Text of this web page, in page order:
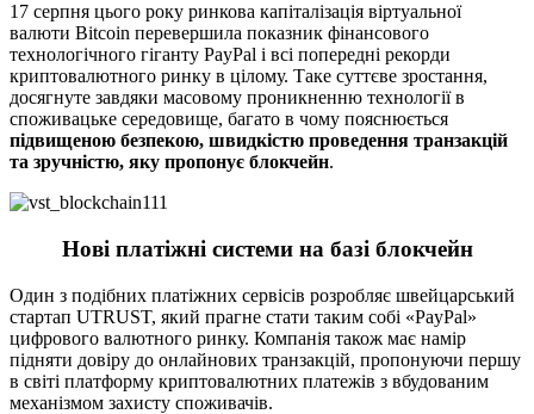
17 серпня цього року ринкова капіталізація віртуальної
валюти Bitcoin перевершила показник фінансового
технологічного гіганту PayPal і всі попередні рекорди
криптовалютного ринку в цілому. Таке суттєве зростання,
досягнуте завдяки масовому проникненню технології в
споживацьке середовище, багато в чому пояснюється
підвищеною безпекою, швидкістю проведення транзакцій
та зручністю, яку пропонує блокчейн.
Нові платіжні системи на базі блокчейн
Один з подібних платіжних сервісів розробляє швейцарський
стартап UTRUST, який прагне стати таким собі «PayPal»
цифрового валютного ринку. Компанія також має намір
підняти довіру до онлайнових транзакцій, пропонуючи першу
в світі платформу криптовалютних платежів з вбудованим
механізмом захисту споживачів.